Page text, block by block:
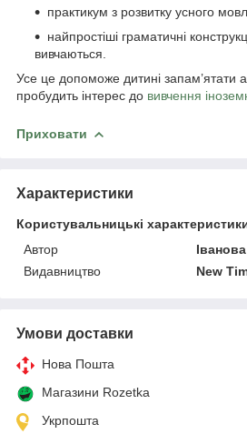
практикум з розвитку усного
найпростіші граматичні
вивчаються.
Усе це допоможе дитині запам’ятати
пробудить інтерес до вивчення
Приховати
Характеристики
Користувальницькі
Автор
Іванова
Видавництво
New
Умови доставки
Нова Пошта
Магазини Rozetka
Укрпошта